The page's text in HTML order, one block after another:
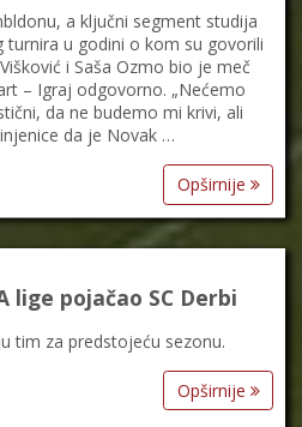
a ključni segment studija
u godini o kom su govorili
i Saša Ozmo bio je meč
– Igraj odgovorno. „Nećemo
da ne budemo mi krivi, ali
da je Novak …
Opširnije
lige pojačao SC Derbi
tim za predstojeću sezonu.
Opširnije